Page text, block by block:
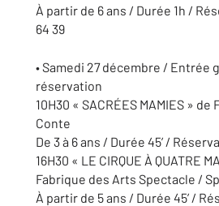
À partir de 6 ans / Durée 1h /
64 39
• Samedi 27 décembre / Entrée
réservation
10H30 « SACRÉES MAMIES »
Conte
De 3 à 6 ans / Durée 45’ /
16H30 « LE CIRQUE À QUATRE
Fabrique des Arts Spectacle /
À partir de 5 ans / Durée 45’ /